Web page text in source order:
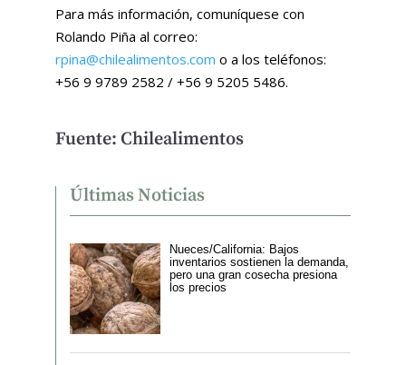
Para más información, comuníquese con
Rolando Piña al correo:
rpina@chilealimentos.com o a los teléfonos:
+56 9 9789 2582 / +56 9 5205 5486.
Fuente: Chilealimentos
Últimas Noticias
Nueces/California: Bajos
inventarios sostienen la demanda,
pero una gran cosecha presiona
los precios